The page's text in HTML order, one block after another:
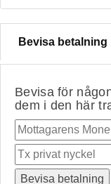
Bevisa betalning
Bevisa för
dem i den här